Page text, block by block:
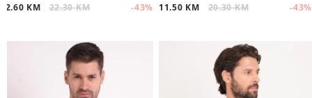
12.60 KM 22.30 KM -43% 11.50 KM 20.30 KM -43%